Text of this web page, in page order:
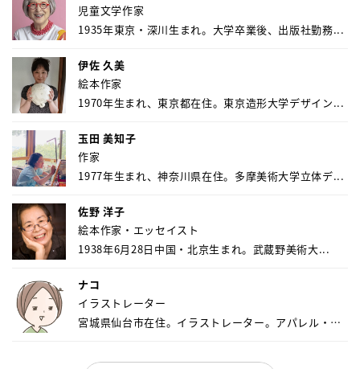
児童文学作家
1935年東京・深川生まれ。大学卒業後、出版社勤務...
伊佐 久美
絵本作家
1970年生まれ、東京都在住。東京造形大学デザイン...
玉田 美知子
作家
1977年生まれ、神奈川県在住。多摩美術大学立体デ...
佐野 洋子
絵本作家・エッセイスト
1938年6月28日中国・北京生まれ。武蔵野美術大...
ナコ
イラストレーター
宮城県仙台市在住。イラストレーター。アパレル・キ